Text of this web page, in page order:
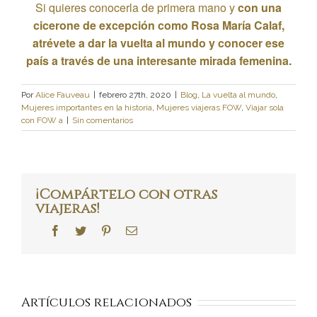
Si quieres conocerla de primera mano ycon una
cicerone de excepción como Rosa María Calaf,
atrévete a dar la vuelta al mundo y conocer ese
país a través de una interesante mirada femenina.
PorAlice Fauveau | febrero 27th, 2020 | Blog La vuelta al mundo
Mujeres importantes en la historia Mujeres viajeras FOW, Viajar sola
con FOW a | Sin comentarios
¡Compártelo con otras
viajeras!
Facebook
Twitter PinterestCorreo
Artículos relacionados
infierno
a la